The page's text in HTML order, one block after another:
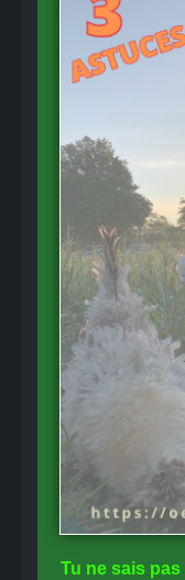
Tu ne sais pas